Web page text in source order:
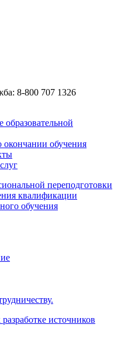
8-800 707 1326
обучения
переподготовки
квалификации
обучения